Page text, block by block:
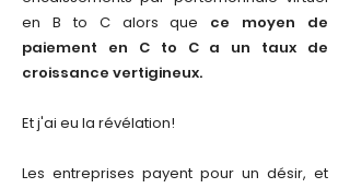
en B to C alors que ce moyen de
paiement en C to C a un taux de
croissance vertigineux.
Et j'ai eu la révélation!
Les entreprises payent pour un désir, et